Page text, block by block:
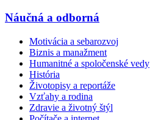
Náučná a odborná
Motivácia a sebarozvoj
Biznis a manažment
Humanitné a spoločenské vedy
História
Životopisy a reportáže
Vzťahy a rodina
Zdravie a životný štýl